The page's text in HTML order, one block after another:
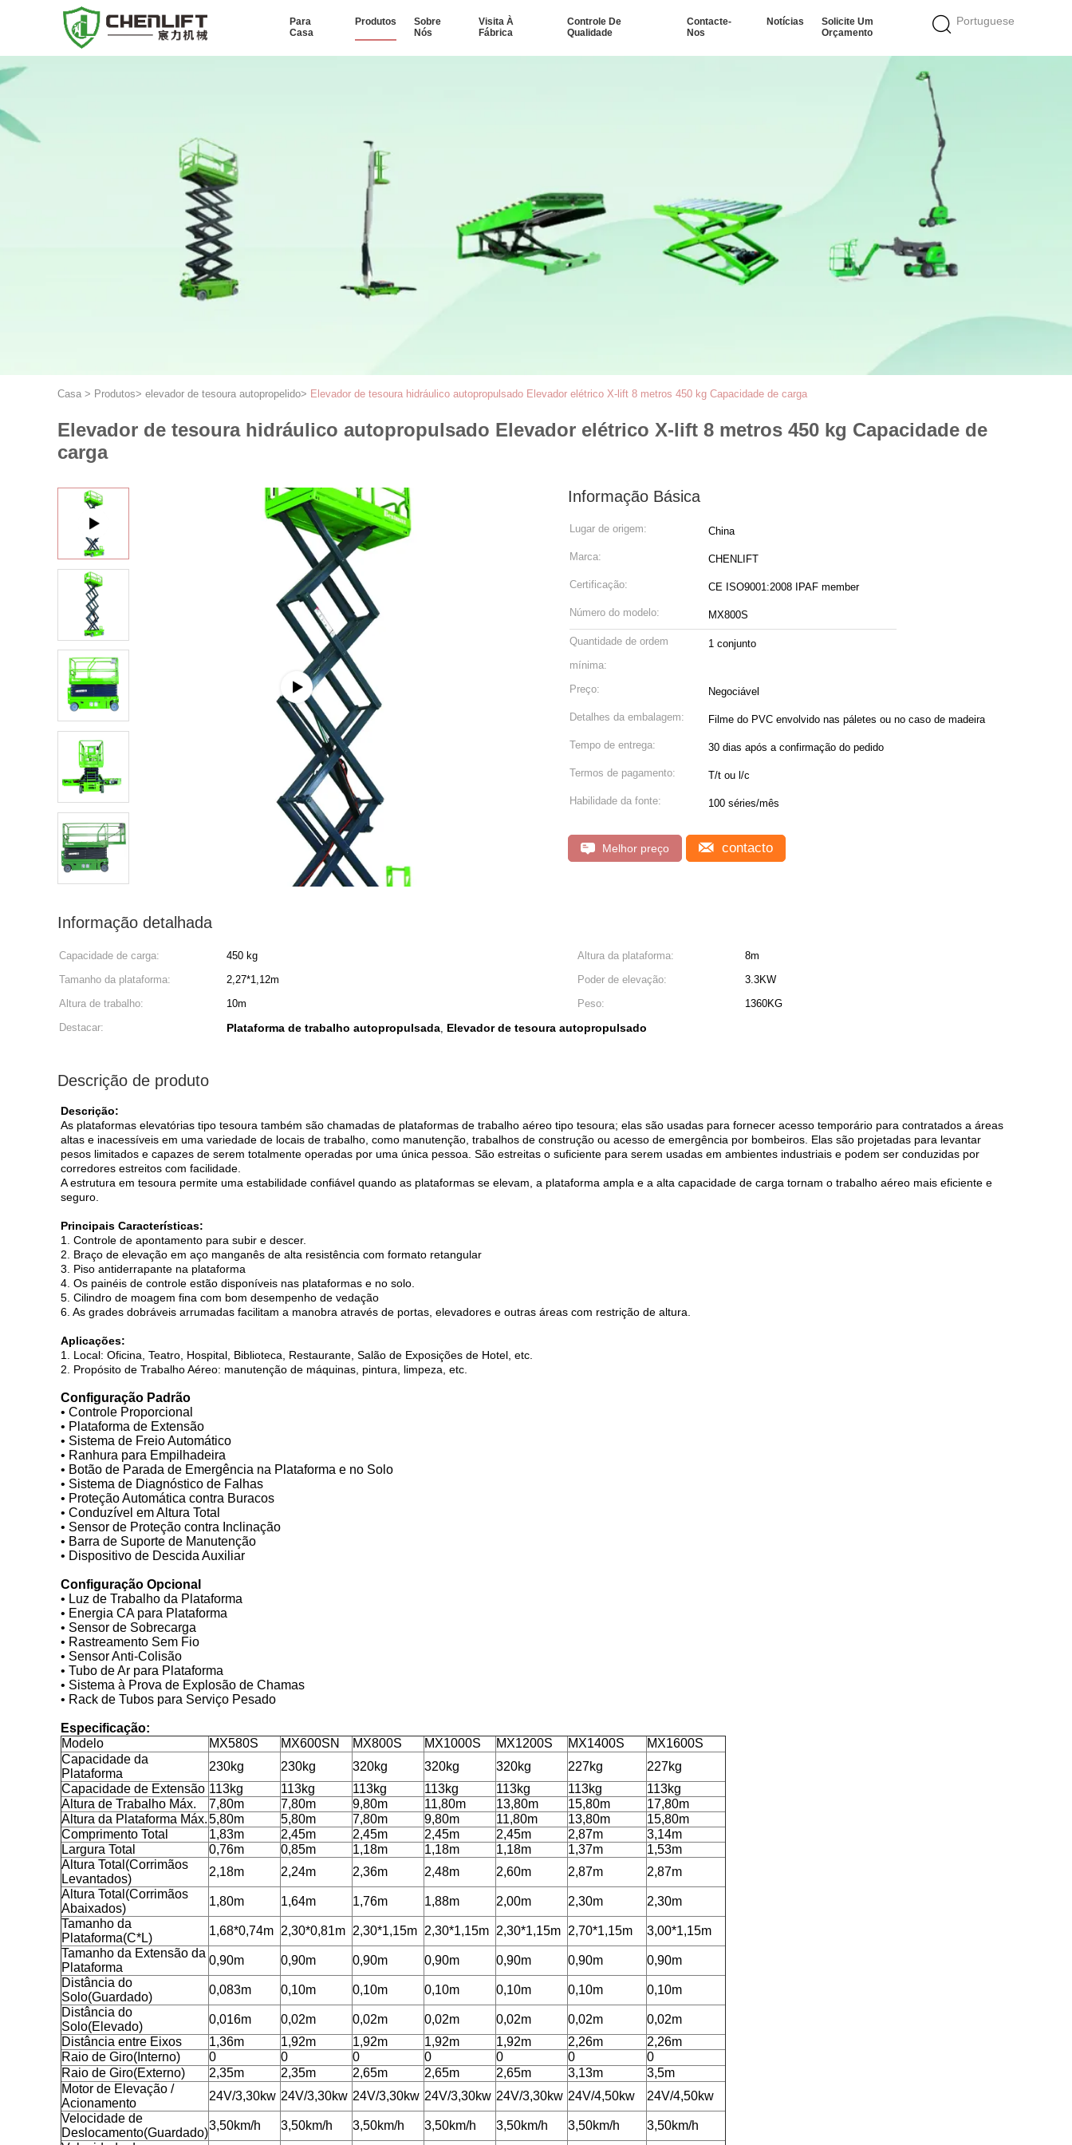
Portuguese
Para
Casa
Produtos
Sobre
Nós
Visita À
Fábrica
Controle De
Qualidade
Contacte-
Nos
Notícias
Solicite Um
Orçamento
Casa > Produtos> elevador de tesoura autopropelido> Elevador de tesoura hidráulico autopropulsado Elevador elétrico X-lift 8 metros 450 kg Capacidade de carga
Elevador de tesoura hidráulico autopropulsado Elevador elétrico X-lift 8 metros 450 kg Capacidade de
carga
Informação Básica
Lugar de origem: China
Marca: CHENLIFT
Certificação: CE ISO9001:2008 IPAF member
Número do modelo: MX800S
Quantidade de ordem
mínima:
1 conjunto
Preço: Negociável
Detalhes da embalagem: Filme do PVC envolvido nas páletes ou no caso de madeira
Tempo de entrega: 30 dias após a confirmação do pedido
Termos de pagamento: T/t ou l/c
Habilidade da fonte: 100 séries/mês
Melhor preço contacto
Informação detalhada
Capacidade de carga: 450 kg Altura da plataforma:
8m
Tamanho da plataforma:
2,27*1,12m Poder de elevação:
3.3KW
Altura de trabalho:
10m Peso:
1360KG
Destacar:
Plataforma de trabalho autopropulsada, Elevador de tesoura autopropulsado
Descrição de produto
Descrição:
As plataformas elevatórias tipo tesoura também são chamadas de plataformas de trabalho aéreo tipo tesoura; elas são usadas para fornecer acesso temporário para contratados a áreas
altas e inacessíveis em uma variedade de locais de trabalho, como manutenção, trabalhos de construção ou acesso de emergência por bombeiros. Elas são projetadas para levantar
pesos limitados e capazes de serem totalmente operadas por uma única pessoa. São estreitas o suficiente para serem usadas em ambientes industriais e podem ser conduzidas por
corredores estreitos com facilidade.
A estrutura em tesoura permite uma estabilidade confiável quando as plataformas se elevam, a plataforma ampla e a alta capacidade de carga tornam o trabalho aéreo mais eficiente e
seguro.
Principais Características:
1. Controle de apontamento para subir e descer.
2. Braço de elevação em aço manganês de alta resistência com formato retangular
3. Piso antiderrapante na plataforma
4. Os painéis de controle estão disponíveis nas plataformas e no solo.
5. Cilindro de moagem fina com bom desempenho de vedação
6. As grades dobráveis ​​arrumadas facilitam a manobra através de portas, elevadores e outras áreas com restrição de altura.
Aplicações:
1. Local: Oficina, Teatro, Hospital, Biblioteca, Restaurante, Salão de Exposições de Hotel, etc.
2. Propósito de Trabalho Aéreo: manutenção de máquinas, pintura, limpeza, etc.
Configuração Padrão
• Controle Proporcional
• Plataforma de Extensão
• Sistema de Freio Automático
• Ranhura para Empilhadeira
• Botão de Parada de Emergência na Plataforma e no Solo
• Sistema de Diagnóstico de Falhas
• Proteção Automática contra Buracos
• Conduzível em Altura Total
• Sensor de Proteção contra Inclinação
• Barra de Suporte de Manutenção
• Dispositivo de Descida Auxiliar
Configuração Opcional
• Luz de Trabalho da Plataforma
• Energia CA para Plataforma
• Sensor de Sobrecarga
• Rastreamento Sem Fio
• Sensor Anti-Colisão
• Tubo de Ar para Plataforma
• Sistema à Prova de Explosão de Chamas
• Rack de Tubos para Serviço Pesado
Especificação:
Modelo
MX580S MX600SN MX800S MX1000S MX1200S MX1400S
MX1600S
Capacidade da
Plataforma
230kg 230kg 320kg 320kg 320kg 227kg
227kg
Capacidade de Extensão 113kg 113kg 113kg 113kg 113kg 113kg
113kg
Altura de Trabalho Máx.
7,80m 7,80m 9,80m 11,80m 13,80m 15,80m
17,80m
Altura da Plataforma Máx.5,80m 5,80m 7,80m 9,80m 11,80m 13,80m
15,80m
Comprimento Total
1,83m 2,45m 2,45m 2,45m 2,45m 2,87m
3,14m
Largura Total
0,76m 0,85m 1,18m 1,18m 1,18m 1,37m
1,53m
Altura Total (Corrimãos
Levantados)
2,18m 2,24m 2,36m 2,48m 2,60m 2,87m
2,87m
Altura Total (Corrimãos
Abaixados)
1,80m 1,64m 1,76m 1,88m 2,00m 2,30m
2,30m
Tamanho da
Plataforma(C*L)
1,68*0,74m 2,30*0,81m 2,30*1,15m 2,30*1,15m 2,30*1,15m 2,70*1,15m
3,00*1,15m
Tamanho da Extensão da
Plataforma
0,90m 0,90m 0,90m 0,90m 0,90m 0,90m
0,90m
Distância do
Solo(Guardado)
0,083m 0,10m 0,10m 0,10m 0,10m 0,10m
0,10m
Distância do
Solo(Elevado)
0,016m 0,02m 0,02m 0,02m 0,02m 0,02m
0,02m
Distância entre Eixos
1,36m 1,92m 1,92m 1,92m 1,92m 2,26m
2,26m
Raio de Giro( Interno) 0 0 0 0 0 0
0
Raio de Giro(Externo) 2,35m 2,35m 2,65m 2,65m 2,65m 3,13m
3,5m
Motor de Elevação /
Acionamento
24V/3,30kw 24V/3,30kw 24V/3,30kw 24V/3,30kw 24V/3,30kw 24V/4,50kw
24V/4,50kw
Velocidade de
Deslocamento(Guardado)
3,50km/h 3,50km/h 3,50km/h 3,50km/h 3,50km/h 3,50km/h
3,50km/h